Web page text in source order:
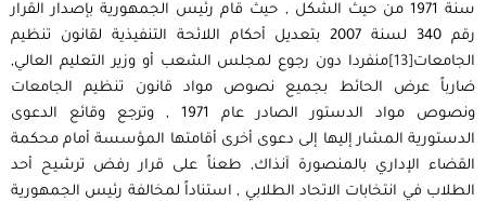
سنة 1971 من حيث الشكل , حيث قام رئيس الجمهورية بإصدار القرار
رقم 340 لسنة 2007 بتعديل أحكام اللائحة التنفيذية لقانون تنظيم
الجامعات[13]
منفردا دون رجوع لمجلس الشعب أو وزير التعليم العالي,
ضارباً عرض الحائط بجميع نصوص مواد قانون تنظيم الجامعات
ونصوص مواد الدستور الصادر عام 1971 , وترجع وقائع الدعوى
الدستورية المشار إليها إلى دعوى أخرى أقامتها المؤسسة أمام محكمة
القضاء الإداري بالمنصورة آنذاك, طعناً على قرار رفض ترشيح أحد
الطلاب في انتخابات الاتحاد الطلابي , استناداً لمخالفة رئيس الجمهورية